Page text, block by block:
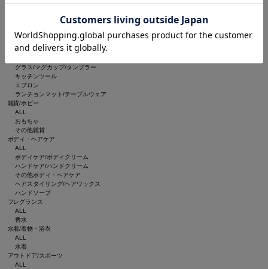
ルームフレグランス/お香
収納グッズ
食器/キッチン
ALL
グラス/マグカップ/タンブラー
キッチンツール
エプロン
ランチョンマット/テーブルウェア
雑貨/ホビー
ALL
おもちゃ
その他雑貨
ボディ・ヘアケア
ALL
ボディケア/ボディクリーム
ハンドケア/ハンドクリーム
その他ボディ・ヘアケア
ヘアスタイリング/ヘアワックス
ハンドソープ
フレグランス
ALL
香水
水着/着物・浴衣
ALL
水着
アウトドア/スポーツ
ALL